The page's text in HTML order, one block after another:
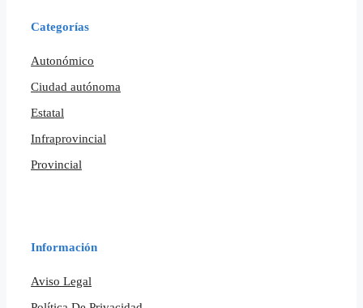
Categorías
Autonómico
Ciudad autónoma
Estatal
Infraprovincial
Provincial
Información
Aviso Legal